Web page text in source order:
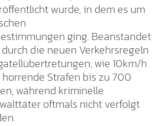
wurde, in dem es um
ging. Beanstandet
die neuen Verkehrsregeln
wie 10km/h
horrende Strafen bis zu 700
während kriminelle
oftmals nicht verfolgt